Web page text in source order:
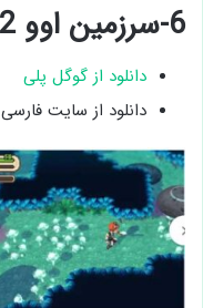
6-سرزمین اوو Evoland 2
دانلود از گوگل پلی
دانلود از سایت فارسی